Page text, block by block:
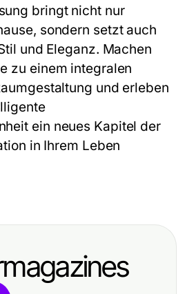
bringt nicht nur
sondern setzt auch
und Eleganz. Machen
zu einem integralen
und erleben
ein neues Kapitel der
in Ihrem Leben